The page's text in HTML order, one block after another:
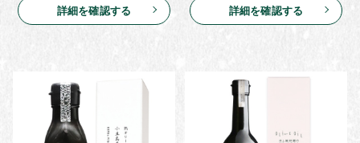
詳細を確認する 詳細を確認する